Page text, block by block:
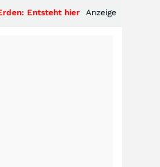
hier die nächste Milliardenstory?
Anzeige